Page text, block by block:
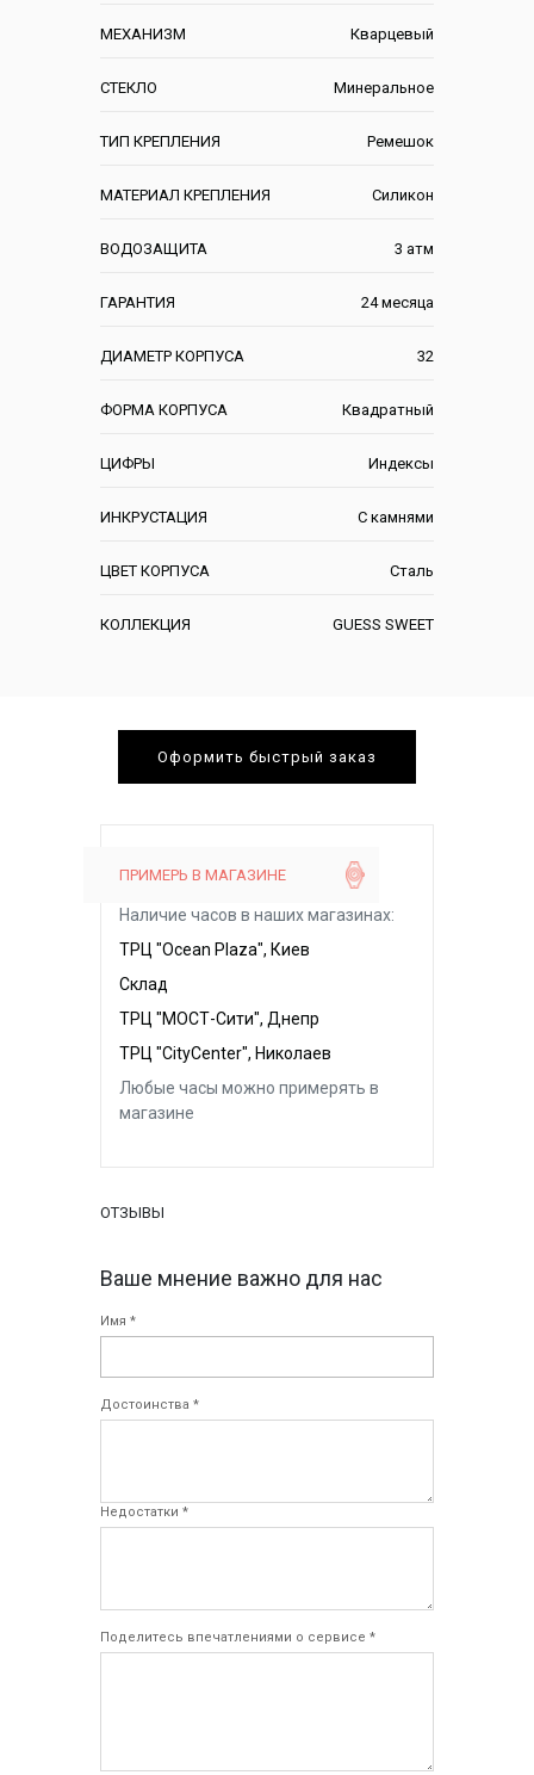
МЕХАНИЗМ Кварцевый
СТЕКЛО Минеральное
ТИП КРЕПЛЕНИЯ Ремешок
МАТЕРИАЛ КРЕПЛЕНИЯ Силикон
ВОДОЗАЩИТА 3 атм
ГАРАНТИЯ 24 месяца
ДИАМЕТР КОРПУСА 32
ФОРМА КОРПУСА Квадратный
ЦИФРЫ Индексы
ИНКРУСТАЦИЯ С камнями
ЦВЕТ КОРПУСА Сталь
КОЛЛЕКЦИЯ GUESS SWEET
Оформить быстрый заказ
ПРИМЕРЬ В МАГАЗИНЕ
Наличие часов в наших магазинах:
ТРЦ "Ocean Plaza", Киев
Склад
ТРЦ "МОСТ-Сити", Днепр
ТРЦ "CityCenter", Николаев
Любые часы можно примерять в
магазине
ОТЗЫВЫ
Ваше мнение важно для нас
Имя *
Достоинства *
Недостатки *
Поделитесь впечатлениями о сервисе *